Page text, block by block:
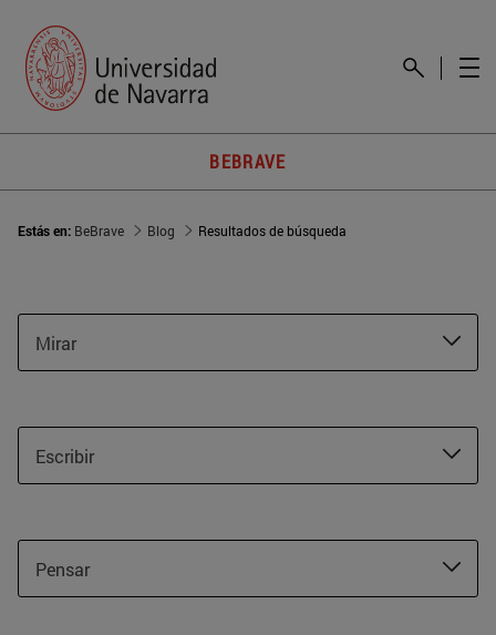
BEBRAVE
Estás en: BeBrave Blog Resultados de búsqueda
Mirar
Escribir
Pensar